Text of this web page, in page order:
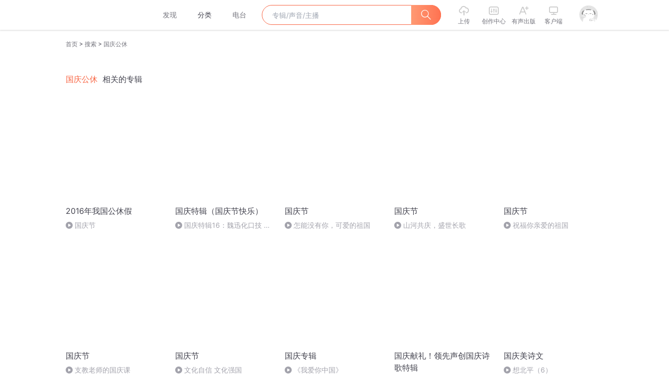
发现 分类 电台
上传 创作中心 有声出版 客户端
首页 > 搜索 > 国庆公休
国庆公休 相关的专辑
2016年我国公休假
国庆节
国庆特辑（国庆节快乐）
国庆特辑16：魏迅化口技 二
国庆节
怎能没有你，可爱的祖国
国庆节
山河共庆，盛世长歌
国庆节
祝福你亲爱的祖国
国庆节
支教老师的国庆课
国庆节
文化自信 文化强国
国庆专辑
《我爱你中国》
国庆献礼！领先声创国庆诗
歌特辑
国庆美诗文
想北平（6）